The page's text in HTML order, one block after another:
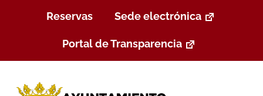
Reservas Sede electrónica
Portal de Transparencia